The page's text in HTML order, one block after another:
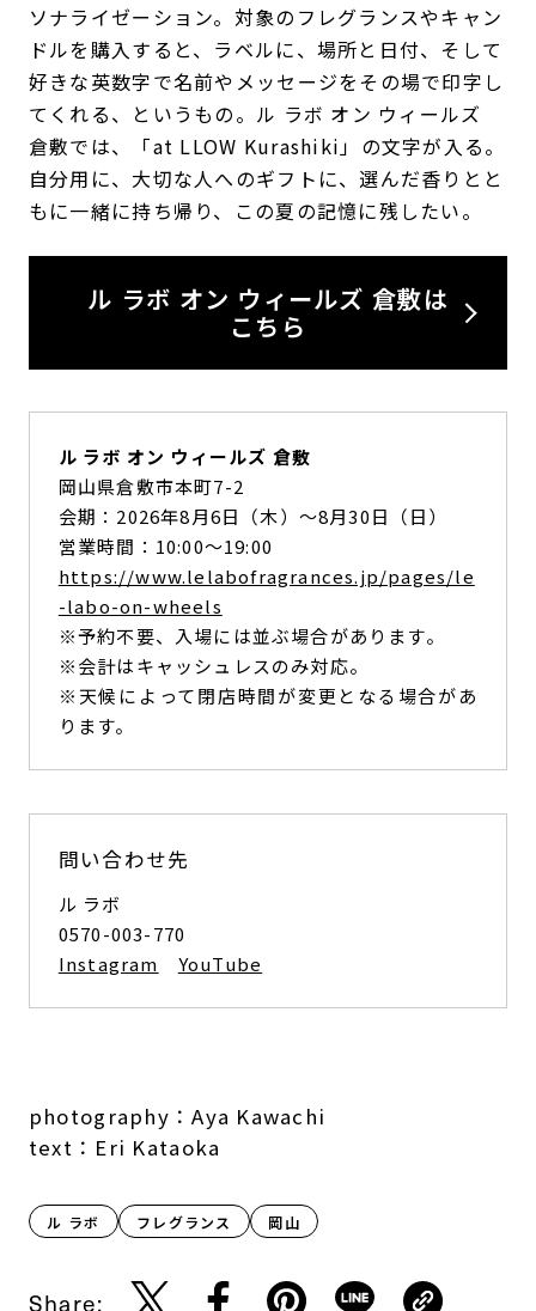
ソナライゼーション。対象のフレグランスやキャン
ドルを購入すると、ラベルに、場所と日付、そして
好きな英数字で名前やメッセージをその場で印字し
てくれる、というもの。ル ラボ オン ウィールズ
倉敷では、「at LLOW Kurashiki」の文字が入る。
自分用に、大切な人へのギフトに、選んだ香りとと
もに一緒に持ち帰り、この夏の記憶に残したい。
ル ラボ オン ウィールズ 倉敷は
こちら
ル ラボ オン ウィールズ 倉敷
岡山県倉敷市本町7-2
会期：2026年8月6日（木）〜8月30日（日）
営業時間：10:00〜19:00
https://www.lelabofragrances.jp/pages/le
-labo-on-wheels
※予約不要、入場には並ぶ場合があります。
※会計はキャッシュレスのみ対応。
※天候によって閉店時間が変更となる場合があ
ります。
問い合わせ先
ル ラボ
0570-003-770
Instagram
YouTube
photography：Aya Kawachi
text：Eri Kataoka
ル ラボ フレグランス 岡山
Share: